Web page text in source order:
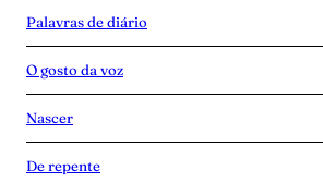
Palavras de diário
O gosto da voz
Nascer
De repente